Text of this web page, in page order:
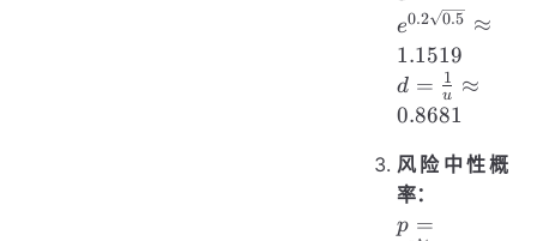
\sqrt{\Delta
t}} = e^{0.2
\sqrt{0.5}}
\approx
1.1519
e0.2 0.5 ≈
1.1519
d =
\frac{1}
\approx
0.8681
d = u
1
≈
0.8681
风险中性概
率：
p =
p =